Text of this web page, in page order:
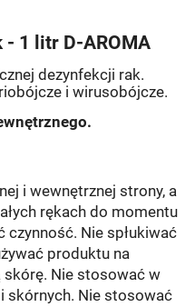
- 1 litr D-AROMA
dezynfekcji rak.
i wirusobójcze.
i wewnętrznej strony, a
rękach do momentu
czynność. Nie spłukiwać
produktu na
skórę. Nie stosować w
skórnych. Nie stosować